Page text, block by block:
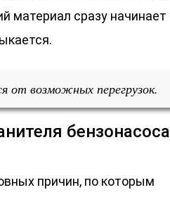
материал сразу начинает
от возможных перегрузок.
бензонасоса
причин, по которым